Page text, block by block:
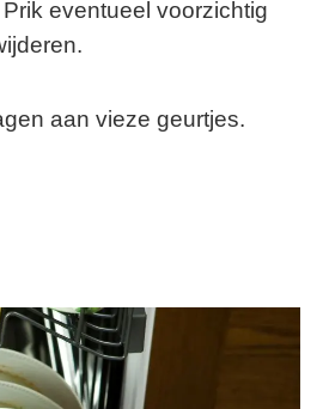
eventueel voorzichtig
aan vieze geurtjes.